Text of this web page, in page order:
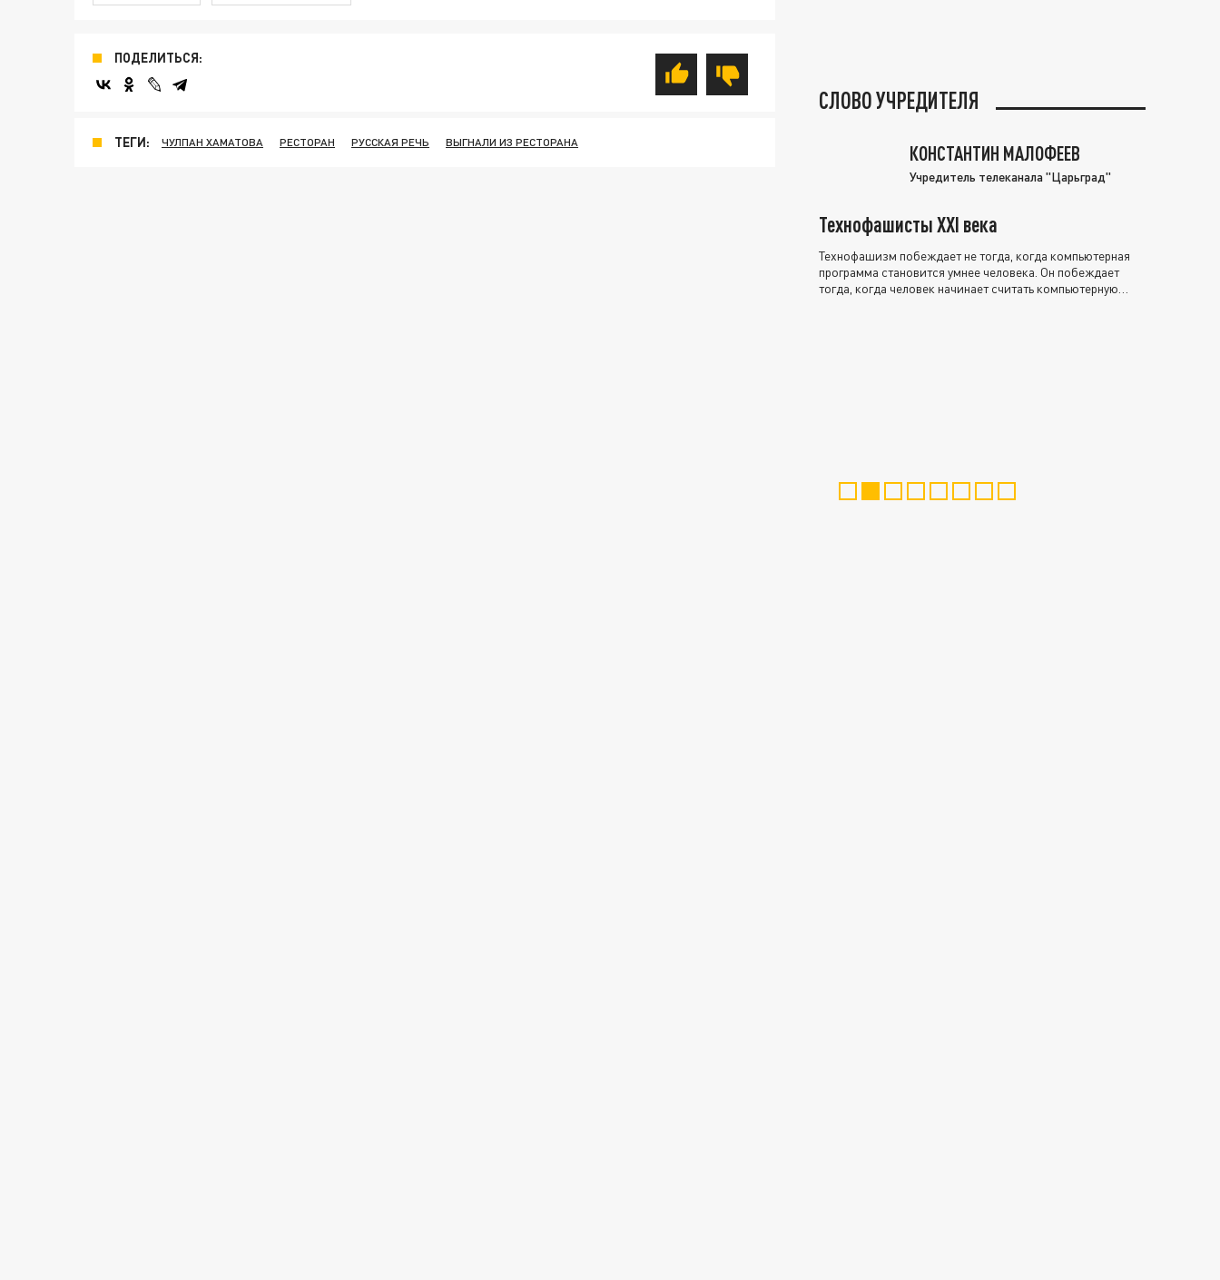
ПОДЕЛИТЬСЯ:
ТЕГИ: ЧУЛПАН ХАМАТОВА РЕСТОРАН РУССКАЯ РЕЧЬ ВЫГНАЛИ ИЗ РЕСТОРАНА
СЛОВО УЧРЕДИТЕЛЯ
КОНСТАНТИН МАЛОФЕЕВ
Учредитель телеканала "Царьград"
Технофашисты XXI века
Технофашизм побеждает не тогда, когда компьютерная
программа становится умнее человека. Он побеждает
тогда, когда человек начинает считать компьютерную